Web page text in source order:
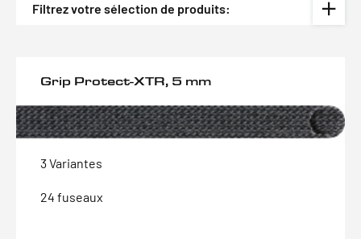
Filtrez votre sélection de produits:
Grip Protect-XTR, 5 mm
3 Variantes
24 fuseaux